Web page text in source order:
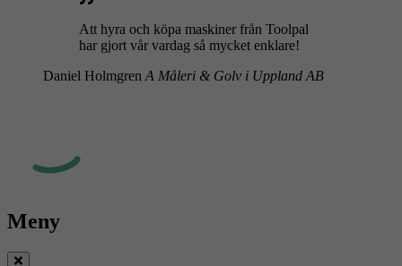
Att hyra och köpa maskiner från Toolpal
har gjort vår vardag så mycket enklare!
Daniel Holmgren A Måleri & Golv i Uppland AB
Meny